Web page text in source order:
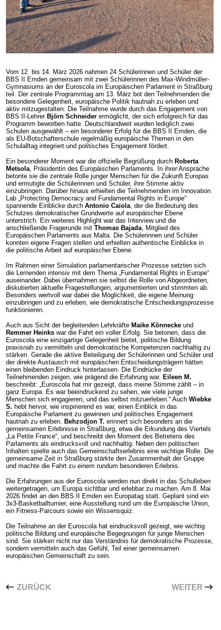
Vom 12. bis 14. März 2026 nahmen 24 Schülerinnen und Schüler der
BBS II Emden gemeinsam mit zwei Schülerinnen des Max-Windmüller-
Gymnasiums an der Euroscola im Europäischen Parlament in Straßburg
teil. Der zentrale Programmtag am 13. März bot den Teilnehmenden die
besondere Gelegenheit, europäische Politik hautnah zu erleben und
aktiv mitzugestalten. Die Teilnahme wurde durch das Engagement von
BBS II-Lehrer Björn Schneider ermöglicht, der sich erfolgreich für das
Programm beworben hatte. Deutschlandweit wurden lediglich zwei
Schulen ausgewählt – ein besonderer Erfolg für die BBS II Emden, die
als EU-Botschafterschule regelmäßig europäische Themen in den
Schulalltag integriert und politisches Engagement fördert.
Ein besonderer Moment war die offizielle Begrüßung durch Roberta
Metsola , Präsidentin des Europäischen Parlaments. In ihrer Ansprache
betonte sie die zentrale Rolle junger Menschen für die Zukunft Europas
und ermutigte die Schülerinnen und Schüler, ihre Stimme aktiv
einzubringen. Darüber hinaus erhielten die Teilnehmenden im Innovation
Lab „Protecting Democracy and Fundamental Rights in Europe“
spannende Einblicke durch Antonio Caiola , der die Bedeutung des
Schutzes demokratischer Grundwerte auf europäischer Ebene
unterstrich. Ein weiteres Highlight war das Interview und die
anschließende Fragerunde mit Thomas Bajada , Mitglied des
Europäischen Parlaments aus Malta. Die Schülerinnen und Schüler
konnten eigene Fragen stellen und erhielten authentische Einblicke in
die politische Arbeit auf europäischer Ebene.
Im Rahmen einer Simulation parlamentarischer Prozesse setzten sich
die Lernenden intensiv mit dem Thema „Fundamental Rights in Europe“
auseinander. Dabei übernahmen sie selbst die Rolle von Abgeordneten,
diskutierten aktuelle Fragestellungen, argumentierten und stimmten ab.
Besonders wertvoll war dabei die Möglichkeit, die eigene Meinung
einzubringen und zu erleben, wie demokratische Entscheidungsprozesse
funktionieren.
Auch aus Sicht der begleitenden Lehrkräfte Maike Könnecke und
Remmer Heinks war die Fahrt ein voller Erfolg. Sie betonen, dass die
Euroscola eine einzigartige Gelegenheit bietet, politische Bildung
praxisnah zu vermitteln und demokratische Kompetenzen nachhaltig zu
stärken. Gerade die aktive Beteiligung der Schülerinnen und Schüler und
der direkte Austausch mit europäischen Entscheidungsträgern hätten
einen bleibenden Eindruck hinterlassen. Die Eindrücke der
Teilnehmenden zeigen, wie prägend die Erfahrung war. Eileen M.
beschreibt: „Euroscola hat mir gezeigt, dass meine Stimme zählt – in
ganz Europa. Es war beeindruckend zu sehen, wie viele junge
Menschen sich engagieren, und das selbst mitzuerleben.“ Auch Wiebke
S. hebt hervor, wie inspirierend es war, einen Einblick in das
Europäische Parlament zu gewinnen und politisches Engagement
hautnah zu erleben. Behzodjon T. erinnert sich besonders an die
gemeinsamen Erlebnisse in Straßburg, etwa die Erkundung des Viertels
„La Petite France“, und beschreibt den Moment des Betretens des
Parlaments als eindrucksvoll und nachhaltig. Neben den politischen
Inhalten spielte auch das Gemeinschaftserlebnis eine wichtige Rolle. Die
gemeinsame Zeit in Straßburg stärkte den Zusammenhalt der Gruppe
und machte die Fahrt zu einem rundum besonderen Erlebnis.
Die Erfahrungen aus der Euroscola werden nun direkt in das Schulleben
weitergetragen, um Europa sichtbar und erlebbar zu machen. Am 8. Mai
2026 findet an den BBS II Emden ein Europatag statt. Geplant sind ein
3x3-Basketballturnier, eine Ausstellung rund um die Europäische Union,
ein Fitness-Parcours sowie ein Wissensquiz.
Die Teilnahme an der Euroscola hat eindrucksvoll gezeigt, wie wichtig
politische Bildung und europäische Begegnungen für junge Menschen
sind. Sie stärken nicht nur das Verständnis für demokratische Prozesse,
sondern vermitteln auch das Gefühl, Teil einer gemeinsamen
europäischen Gemeinschaft zu sein.
VORHERIGER BEITRAG: PROJEKTPRÄSENTATIONEN
ZURÜCK NÄCHSTER
WEITER